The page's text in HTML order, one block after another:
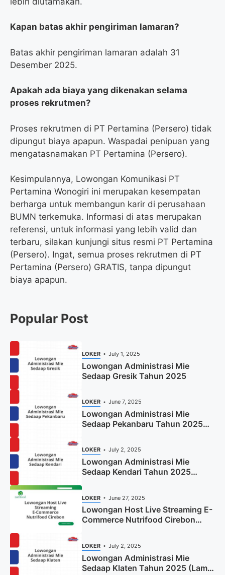
Kapan batas akhir pengiriman lamaran?
Batas akhir pengiriman lamaran adalah 31
Desember 2025.
Apakah ada biaya yang dikenakan selama
proses rekrutmen?
Proses rekrutmen di PT Pertamina (Persero) tidak
dipungut biaya apapun. Waspadai penipuan yang
mengatasnamakan PT Pertamina (Persero).
Kesimpulannya, Lowongan Komunikasi PT
Pertamina Wonogiri ini merupakan kesempatan
berharga untuk membangun karir di perusahaan
BUMN terkemuka. Informasi di atas merupakan
referensi, untuk informasi yang lebih valid dan
terbaru, silakan kunjungi situs resmi PT Pertamina
(Persero). Ingat, semua proses rekrutmen di PT
Pertamina (Persero) GRATIS, tanpa dipungut
biaya apapun.
Popular Post
LOKER July 1, 2025
Lowongan Administrasi Mie
Sedaap Gresik Tahun 2025
LOKER June 7, 2025
Lowongan Administrasi Mie
Sedaap Pekanbaru Tahun 2025
LOKER July 2, 2025
Lowongan Administrasi Mie
Sedaap Kendari Tahun 2025
LOKER June 27, 2025
Lowongan Host Live Streaming E-
Commerce Nutrifood Cirebon
LOKER July 2, 2025
Lowongan Administrasi Mie
Sedaap Klaten Tahun 2025 (Lamar